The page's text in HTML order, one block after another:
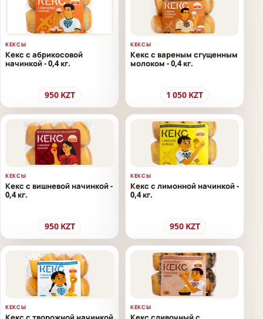
КЕКСЫ
Кекс с абрикосовой
начинкой - 0,4 кг.
950 KZT
КЕКСЫ
Кекс с вареным сгущенным
молоком - 0,4 кг.
1 050 KZT
КЕКСЫ
Кекс с вишневой начинкой -
0,4 кг.
950 KZT
КЕКСЫ
Кекс с лимонной начинкой -
0,4 кг.
950 KZT
КЕКСЫ КЕКСЫ